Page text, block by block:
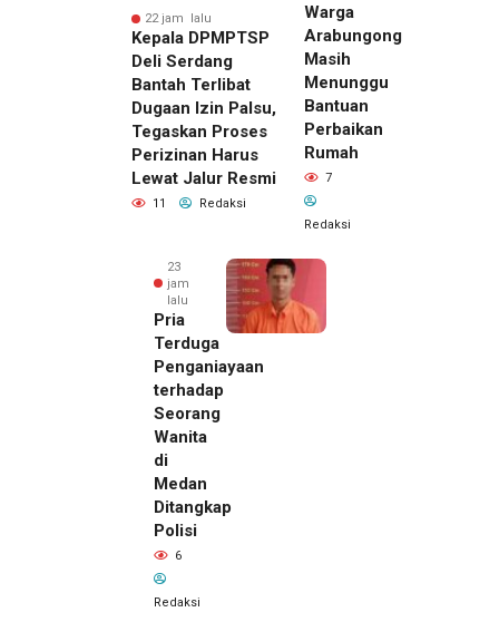
22 jam lalu
Kepala DPMPTSP
Deli Serdang
Bantah Terlibat
Dugaan Izin Palsu,
Tegaskan Proses
Perizinan Harus
Lewat Jalur Resmi
11 Redaksi
Warga
Arabungong
Masih
Menunggu
Bantuan
Perbaikan
Rumah
7
Redaksi
23
jam
lalu
Pria
Terduga
Penganiayaan
terhadap
Seorang
Wanita
di
Medan
Ditangkap
Polisi
6
Redaksi
22 jam lalu
Kepala
DPMPTSP
Deli
Serdang
Bantah
Terlibat